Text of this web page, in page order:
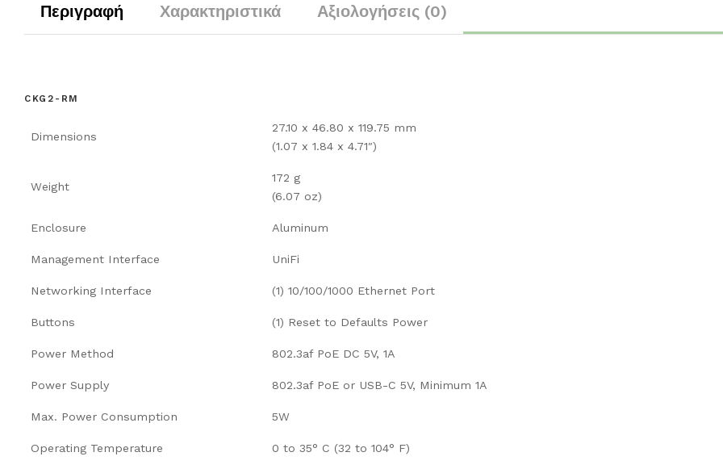
Περιγραφή Χαρακτηριστικά Αξιολογήσεις (0)
CKG2-RM
Dimensions
27.10 x 46.80 x 119.75 mm
(1.07 x 1.84 x 4.71″)
Weight
172 g
(6.07 oz)
Enclosure Aluminum
Management Interface UniFi
Networking Interface (1) 10/100/1000 Ethernet Port
Buttons (1) Reset to Defaults Power
Power Method 802.3af PoE DC 5V, 1A
Power Supply 802.3af PoE or USB-C 5V, Minimum 1A
Max. Power Consumption 5W
Operating Temperature 0 to 35° C (32 to 104° F)